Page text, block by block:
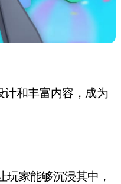
计和丰富内容，成为
家能够沉浸其中，